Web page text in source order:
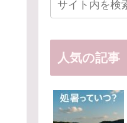
人気の記事